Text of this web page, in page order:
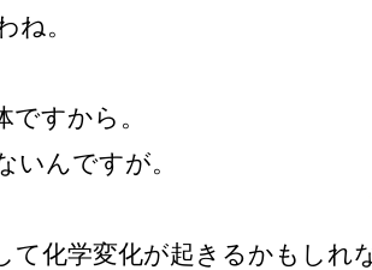
ね。
ですから。
いんですが。
て化学変化が起きるかもしれ